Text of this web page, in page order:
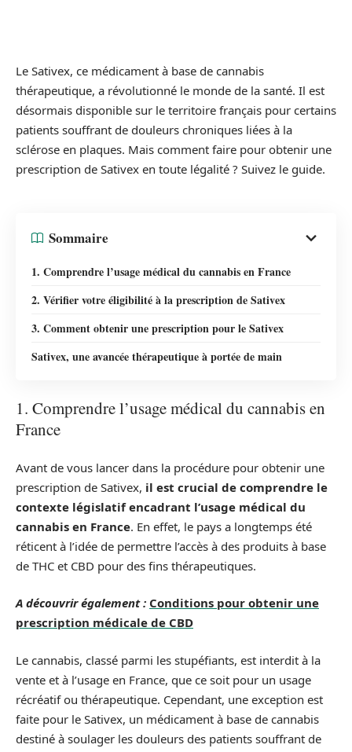
Le Sativex, ce médicament à base de cannabis
thérapeutique, a révolutionné le monde de la santé. Il est
désormais disponible sur le territoire français pour certains
patients souffrant de douleurs chroniques liées à la
sclérose en plaques. Mais comment faire pour obtenir une
prescription de Sativex en toute légalité ? Suivez le guide.
Sommaire
1. Comprendre l’usage médical du cannabis en France
2. Vérifier votre éligibilité à la prescription de Sativex
3. Comment obtenir une prescription pour le Sativex
Sativex, une avancée thérapeutique à portée de main
1. Comprendre l’usage médical du cannabis en
France
Avant de vous lancer dans la procédure pour obtenir une
prescription de Sativex, il est crucial de comprendre le
contexte législatif encadrant l’usage médical du
cannabis en France. En effet, le pays a longtemps été
réticent à l’idée de permettre l’accès à des produits à base
de THC et CBD pour des fins thérapeutiques.
A découvrir également : Conditions pour obtenir une
prescription médicale de CBD
Le cannabis, classé parmi les stupéfiants, est interdit à la
vente et à l’usage en France, que ce soit pour un usage
récréatif ou thérapeutique. Cependant, une exception est
faite pour le Sativex, un médicament à base de cannabis
destiné à soulager les douleurs des patients souffrant de